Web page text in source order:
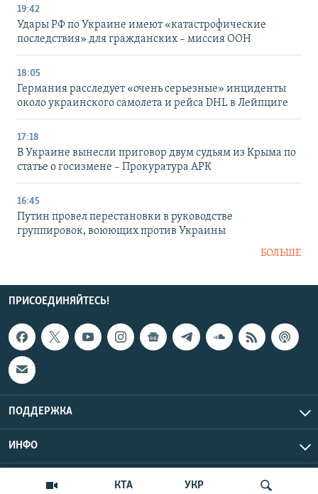
КТА УКР
19:42
Удары РФ по Украине имеют «катастрофические
последствия» для гражданских – миссия ООН
18:05
Германия расследует «очень серьезные» инциденты
около украинского самолета и рейса DHL в Лейпциге
17:18
В Украине вынесли приговор двум судьям из Крыма по
статье о госизмене – Прокуратура АРК
16:45
Путин провел перестановки в руководстве
группировок, воюющих против Украины
БОЛЬШЕ
ПРИСОЕДИНЯЙТЕСЬ!
ПОДДЕРЖКА
ИНФО
Copyright Крым.Реалии, 2026 | Все права защищены.
UTC+3